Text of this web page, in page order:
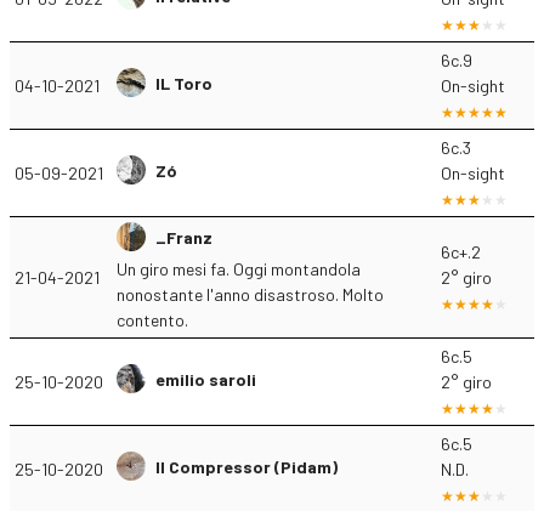
04-10-2021 IL Toro
6c.9
On-sight
05-09-2021 Zó
6c.3
On-sight
21-04-2021
_Franz
Un giro mesi fa. Oggi montandola
nonostante l'anno disastroso. Molto
contento.
6c+.2
2° giro
25-10-2020 emilio saroli
6c.5
2° giro
25-10-2020 Il Compressor (Pidam)
6c.5
N.D.